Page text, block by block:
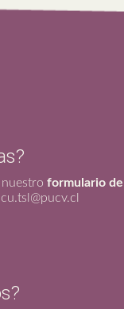
nuestro formulario de